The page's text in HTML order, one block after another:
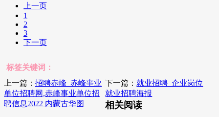
上一页
1
2
3
下一页
标签关键词：
上一篇： 招聘赤峰_赤峰事业
单位招聘网,赤峰事业单位招
聘信息2022 内蒙古华图
下一篇： 就业招聘_企业岗位
就业招聘海报
相关阅读